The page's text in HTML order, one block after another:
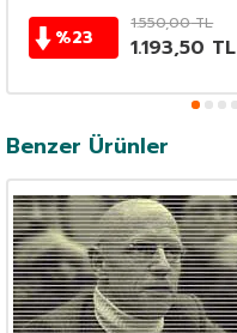
%23
1.550,00TL
1.193,50 TL
Benzer Ürünler